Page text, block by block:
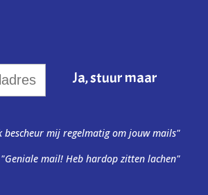
bescheur mij regelmatig om jouw mails"
"Geniale mail! Heb hardop zitten lachen"